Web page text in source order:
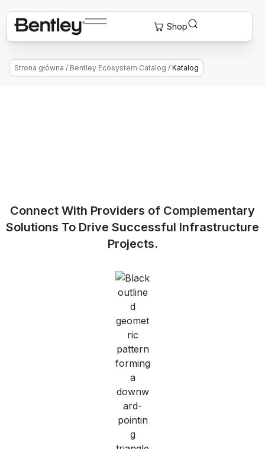
Strona główna / Bentley Ecosystem Catalog / Katalog
Connect With Providers of Complementary
Solutions To Drive Successful Infrastructure
Projects.